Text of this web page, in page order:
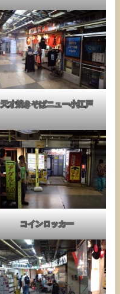
天才焼きそばニュー小江戸
コインロッカー